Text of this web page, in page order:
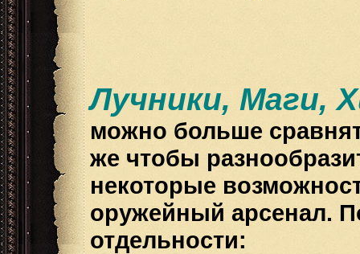
Лучники, Маги,
можно больше
же чтобы
некоторые
оружейный арсенал.
отдельности: